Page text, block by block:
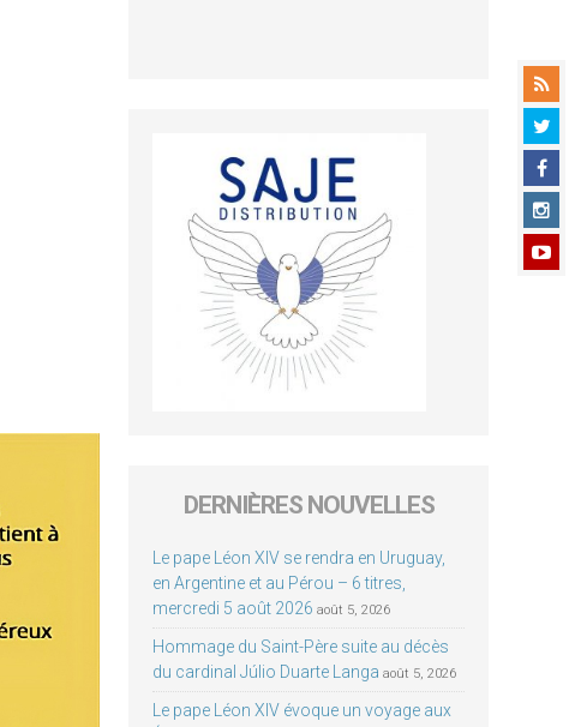
DERNIÈRES NOUVELLES
Le pape Léon XIV se rendra en Uruguay,
en Argentine et au Pérou – 6 titres,
mercredi 5 août 2026 août 5, 2026
Hommage du Saint-Père suite au décès
du cardinal Júlio Duarte Langa août 5, 2026
Le pape Léon XIV évoque un voyage aux